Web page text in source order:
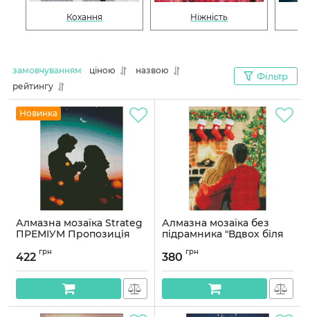
Кохання Ніжність
замовчуванням ціною
назвою
рейтингу
Фільтр
Новинка
Алмазна мозаїка Strateg
ПРЕМІУМ Пропозиція
30х40 см (HX498)
Артикул:HX498
422 грн
Алмазна мозаїка без
підрамника "Вдвох біля
стразами AMC7789 30х40
Артикул:AMC7789
380 грн